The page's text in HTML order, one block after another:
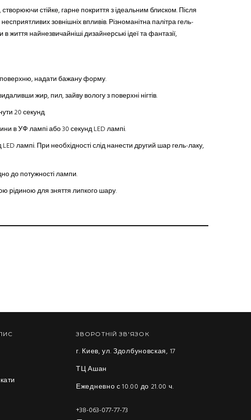
створюючи стійке, гарне покриття з ідеальним блиском. Після
зовнішніх впливів. Різноманітна палітра гель-
життя найнезвичайніші дизайнерські ідеї та фантазії,
поверхню, надати бажану форму.
жир, пил, зайву вологу з поверхні нігтів.
20 секунд.
в УФ лампі або 30 секунд LED лампі.
лампі. При необхідності слід нанести другий шар гель-лаку,
до потужності лампи.
рідиною для зняття липкого шару.
ЗВОРОТНІЙ ЗВ'ЯЗОК
г. Киев, ул. Здолбуновская, 17
ТЦ Ашан
Ежедневно с 10.00 до 21.00 ч.
+38-063-077-77-73